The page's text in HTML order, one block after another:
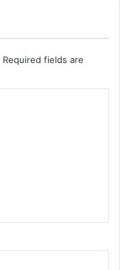
Required fields are